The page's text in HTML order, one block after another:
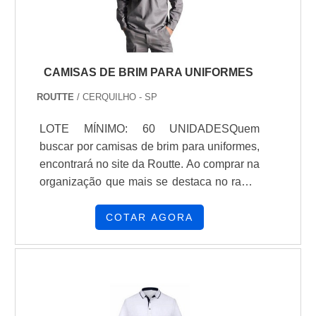
CAMISAS DE BRIM PARA UNIFORMES
ROUTTE/ CERQUILHO - SP
LOTE MÍNIMO: 60 UNIDADESQuem
buscar por camisas de brim para uniformes,
encontrará no site da Routte. Ao comprar na
organização que mais se destaca no ramo,
excelência e terá a garantia de adquirir
demanda.Quando o tema é camisas de
da Routte o cliente encontrará excelente
custo-benefício e diversas opções de
COTAR AGORA